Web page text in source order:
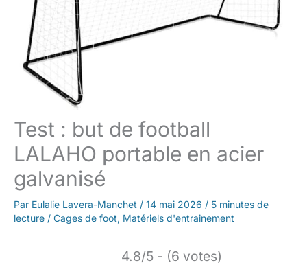
Test : but de football
LALAHO portable en acier
galvanisé
Par Eulalie Lavera-Manchet / 14 mai 2026 / 5 minutes de
lecture / Cages de foot, Matériels d'entrainement
4.8/5 - (6 votes)